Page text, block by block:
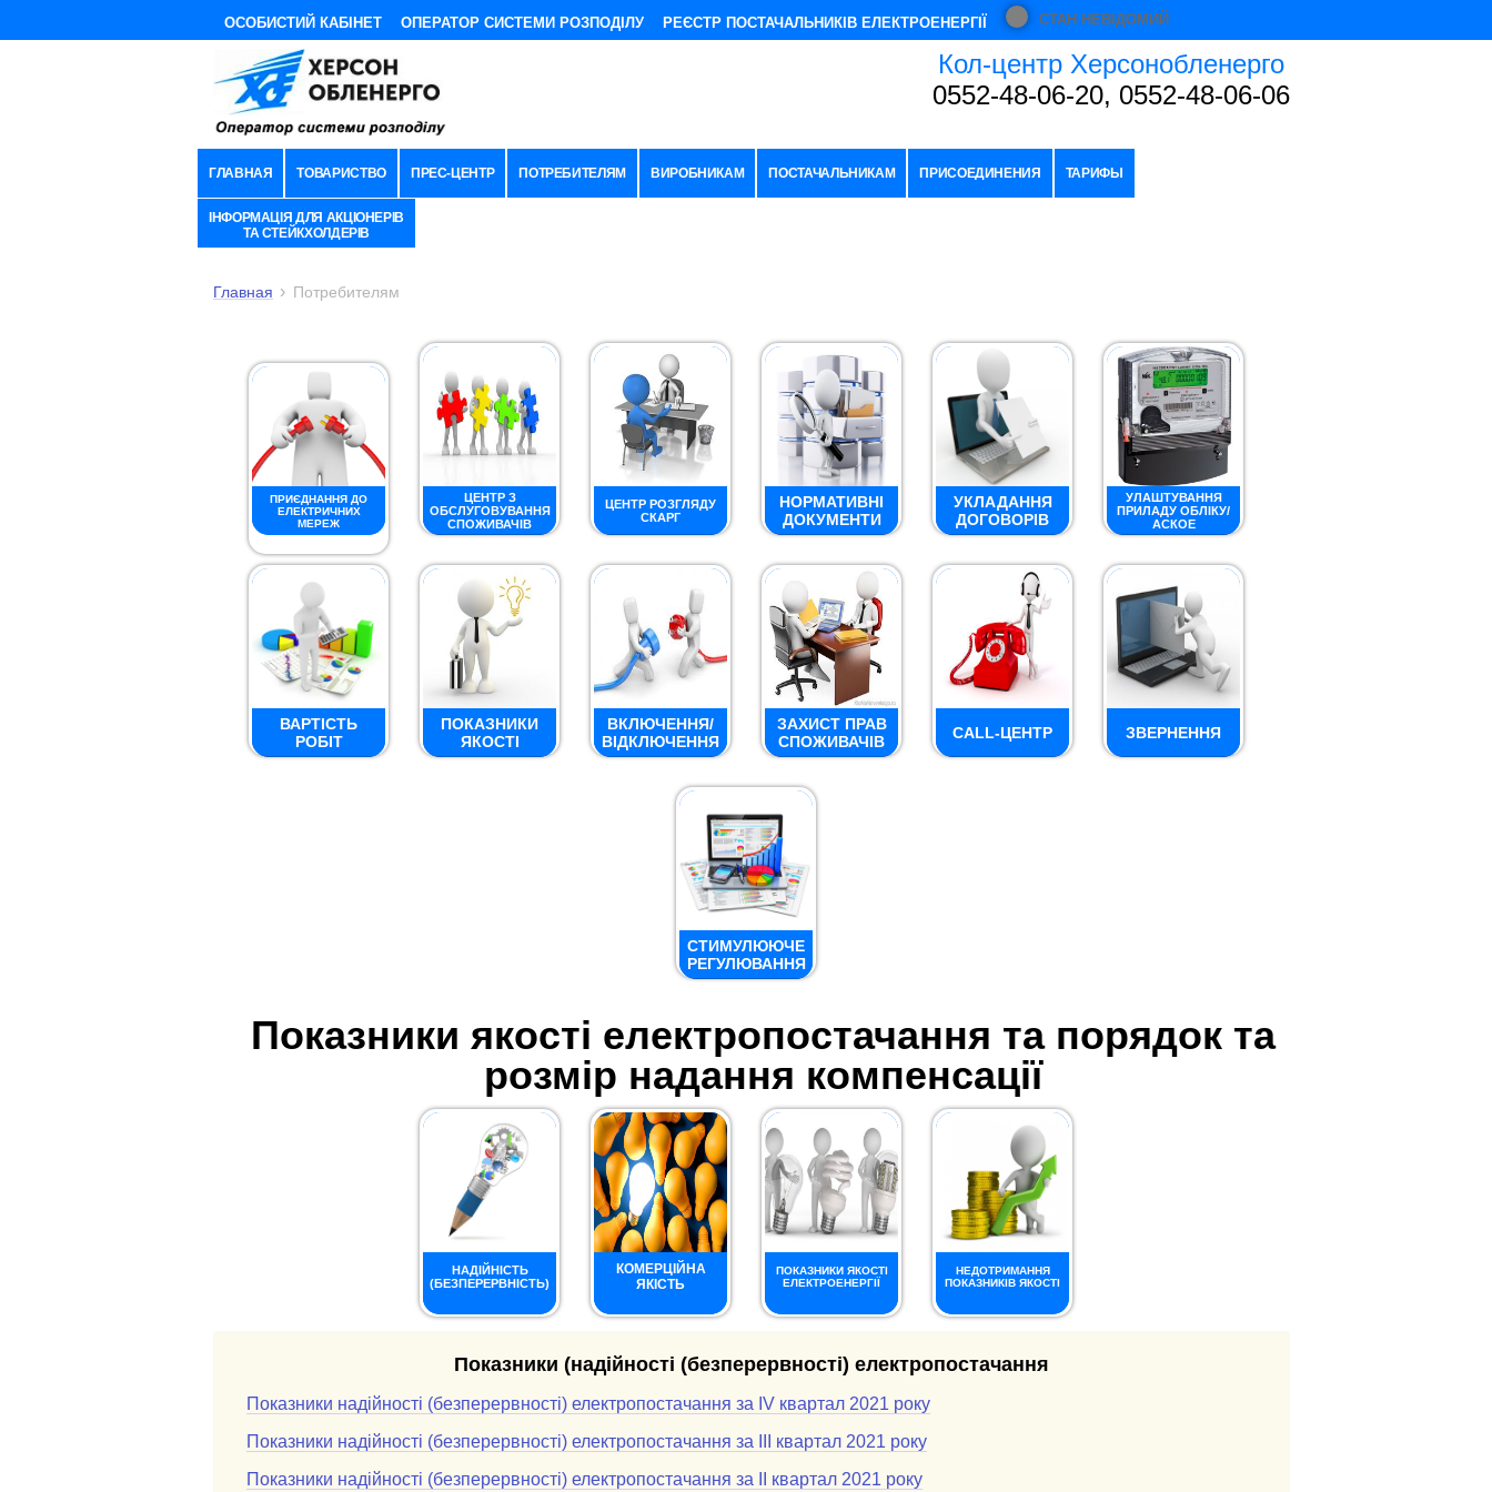
ОСОБИСТИЙ КАБІНЕТ ОПЕРАТОР СИСТЕМИ РОЗПОДІЛУ РЕЄСТР ПОСТАЧАЛЬНИКІВ ЕЛЕКТРОЕНЕРГІЇ СТАН НЕВІДОМИЙ
Кол-центр Херсонобленерго
0552-48-06-20, 0552-48-06-06
ГЛАВНАЯ ТОВАРИСТВО ПРЕС-ЦЕНТР ПОТРЕБИТЕЛЯМ ВИРОБНИКАМ ПОСТАЧАЛЬНИКАМ ПРИСОЕДИНЕНИЯ ТАРИФЫ
ІНФОРМАЦІЯ ДЛЯ АКЦІОНЕРІВ
ТА СТЕЙКХОЛДЕРІВ
Главная Потребителям
ПРИЄДНАННЯ ДО
ЕЛЕКТРИЧНИХ
МЕРЕЖ
ЦЕНТР З
ОБСЛУГОВУВАННЯ
СПОЖИВАЧІВ
ЦЕНТР РОЗГЛЯДУ
СКАРГ
НОРМАТИВНІ
ДОКУМЕНТИ
УКЛАДАННЯ
ДОГОВОРІВ
УЛАШТУВАННЯ
ПРИЛАДУ ОБЛІКУ/
АСКОЕ
ВАРТІСТЬ
РОБІТ
ПОКАЗНИКИ
ЯКОСТІ
ВКЛЮЧЕННЯ/
ВІДКЛЮЧЕННЯ
ЗАХИСТ ПРАВ
СПОЖИВАЧІВ
CALL-ЦЕНТР ЗВЕРНЕННЯ
СТИМУЛЮЮЧЕ
РЕГУЛЮВАННЯ
Показники якості електропостачання та порядок та
розмір надання компенсації
НАДІЙНІСТЬ
(БЕЗПЕРЕРВНІСТЬ)
КОМЕРЦІЙНА
ЯКІСТЬ
ПОКАЗНИКИ ЯКОСТІ
ЕЛЕКТРОЕНЕРГІЇ
НЕДОТРИМАННЯ
ПОКАЗНИКІВ ЯКОСТІ
Показники (надійності (безперервності) електропостачання
Показники надійності (безперервності) електропостачання за ІV квартал 2021 року
Показники надійності (безперервності) електропостачання за ІІІ квартал 2021 року
Показники надійності (безперервності) електропостачання за ІІ квартал 2021 року